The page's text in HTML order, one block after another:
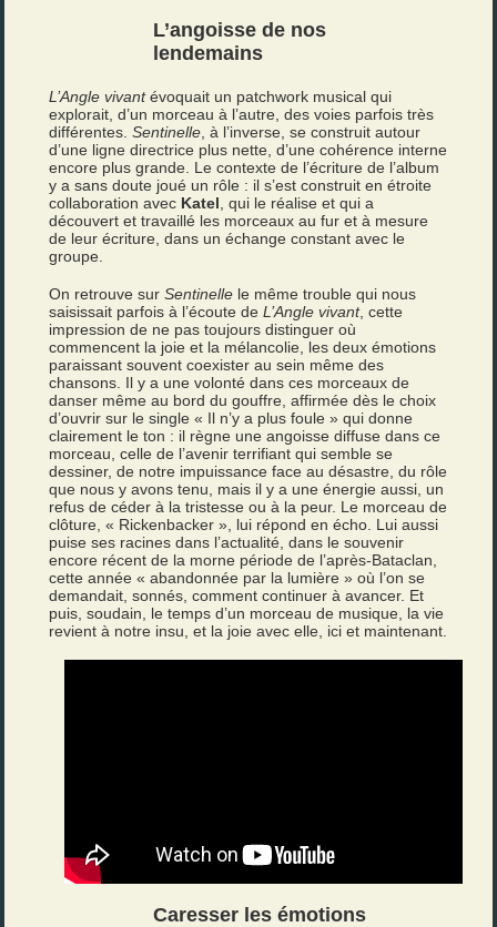
L’angoisse de nos
lendemains
L’Angle vivantévoquait un patchwork musical qui
explorait, d’un morceau à l’autre, des voies parfois très
différentes.Sentinelle , à l’inverse, se construit autour
d’une ligne directrice plus nette, d’une cohérence interne
encore plus grande. Le contexte de l’écriture de l’album
y a sans doute joué un rôle : il s’est construit en étroite
collaboration avec Katel , qui le réalise et qui a
découvert et travaillé les morceaux au fur et à mesure
de leur écriture, dans un échange constant avec le
groupe.
On retrouve surSentinelle le même trouble qui nous
saisissait parfois à l’écoute deL’Angle vivant, cette
impression de ne pas toujours distinguer où
commencent la joie et la mélancolie, les deux émotions
paraissant souvent coexister au sein même des
chansons. Il y a une volonté dans ces morceaux de
danser même au bord du gouffre, affirmée dès le choix
d’ouvrir sur le single « Il n’y a plus foule » qui donne
clairement le ton : il règne une angoisse diffuse dans ce
morceau, celle de l’avenir terrifiant qui semble se
dessiner, de notre impuissance face au désastre, du rôle
que nous y avons tenu, mais il y a une énergie aussi, un
refus de céder à la tristesse ou à la peur. Le morceau de
clôture, « Rickenbacker », lui répond en écho. Lui aussi
puise ses racines dans l’actualité, dans le souvenir
encore récent de la morne période de l’après-Bataclan,
cette année « abandonnée par la lumière » où l’on se
demandait, sonnés, comment continuer à avancer. Et
puis, soudain, le temps d’un morceau de musique, la vie
revient à notre insu, et la joie avec elle, ici et maintenant.
Caresser les émotions